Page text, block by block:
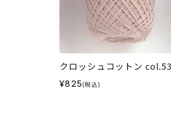
クロッシュコットン
¥825(税込)